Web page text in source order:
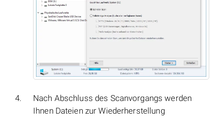
Nach Abschluss des Scanvorgangs werden
Ihnen Dateien zur Wiederherstellung